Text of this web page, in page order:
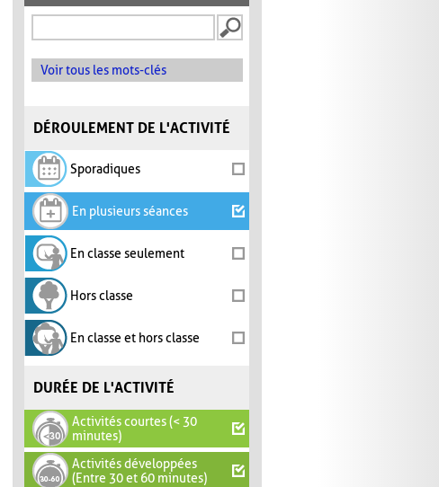
Voir tous les mots-clés
DÉROULEMENT DE L'ACTIVITÉ
Sporadiques
En plusieurs séances
En classe seulement
Hors classe
En classe et hors classe
DURÉE DE L'ACTIVITÉ
Activités courtes (< 30
minutes)
Activités développées
(Entre 30 et 60 minutes)